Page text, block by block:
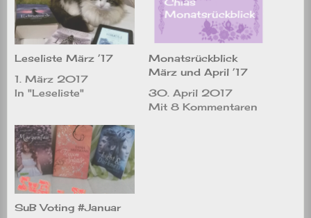
Leseliste März ’17
1. März 2017
In "Leseliste"
Monatsrückblick
März und April ’17
30. April 2017
Mit 8 Kommentaren
SuB Voting #Januar